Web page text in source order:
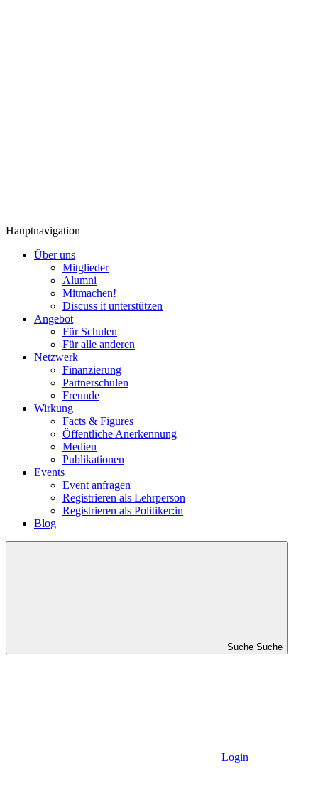
Hauptnavigation
Über uns
Mitglieder
Alumni
Mitmachen!
Discuss it unterstützen
Angebot
Für Schulen
Für alle anderen
Netzwerk
Finanzierung
Partnerschulen
Freunde
Wirkung
Facts & Figures
Öffentliche Anerkennung
Medien
Publikationen
Events
Event anfragen
Registrieren als Lehrperson
Registrieren als Politiker:in
Blog
Suche Suche
Login